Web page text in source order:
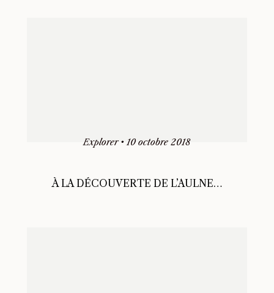
Explorer • 10 octobre 2018
À LA DÉCOUVERTE DE L’AULNE…